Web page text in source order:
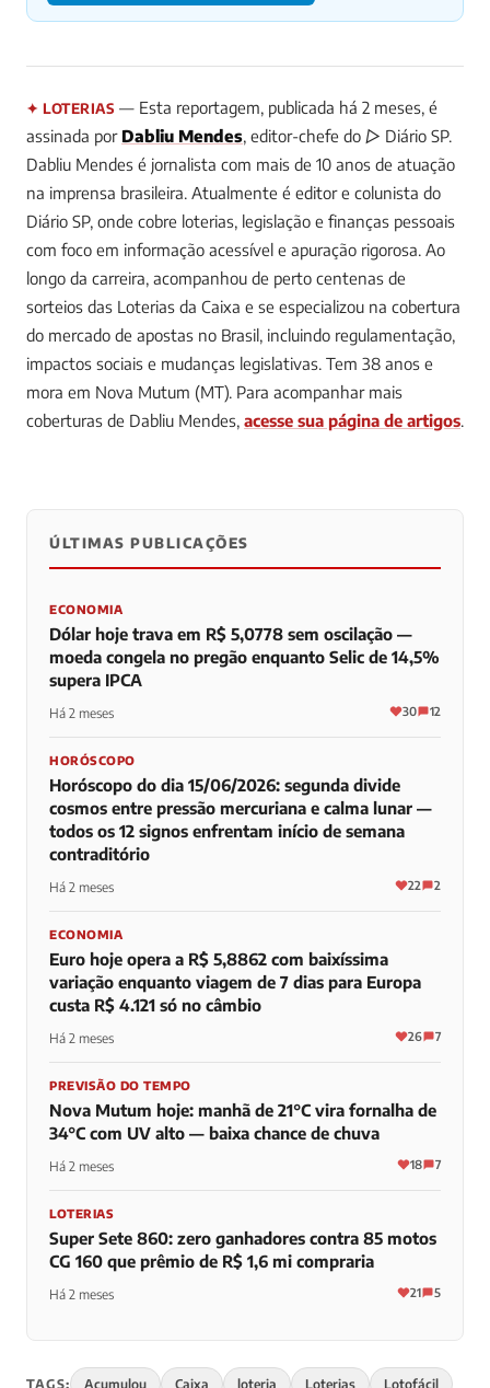
✦ LOTERIAS — Esta reportagem, publicada há 2 meses, é
assinada por Dabliu Mendes, editor-chefe do ▷ Diário SP.
Dabliu Mendes é jornalista com mais de 10 anos de atuação
na imprensa brasileira. Atualmente é editor e colunista do
Diário SP, onde cobre loterias, legislação e finanças pessoais
com foco em informação acessível e apuração rigorosa. Ao
longo da carreira, acompanhou de perto centenas de
sorteios das Loterias da Caixa e se especializou na cobertura
do mercado de apostas no Brasil, incluindo regulamentação,
impactos sociais e mudanças legislativas. Tem 38 anos e
mora em Nova Mutum (MT). Para acompanhar mais
coberturas de Dabliu Mendes, acesse sua página de artigos.
0 0 0
ÚLTIMAS PUBLICAÇÕES
ECONOMIA
Dólar hoje trava em R$ 5,0778 sem oscilação —
moeda congela no pregão enquanto Selic de 14,5%
supera IPCA
Há 2 meses 30 12
HORÓSCOPO
Horóscopo do dia 15/06/2026: segunda divide
cosmos entre pressão mercuriana e calma lunar —
todos os 12 signos enfrentam início de semana
contraditório
Há 2 meses 22 2
ECONOMIA
Euro hoje opera a R$ 5,8862 com baixíssima
variação enquanto viagem de 7 dias para Europa
custa R$ 4.121 só no câmbio
Há 2 meses 26 7
PREVISÃO DO TEMPO
Nova Mutum hoje: manhã de 21°C vira fornalha de
34°C com UV alto — baixa chance de chuva
Há 2 meses 18 7
LOTERIAS
Super Sete 860: zero ganhadores contra 85 motos
CG 160 que prêmio de R$ 1,6 mi compraria
Há 2 meses 21 5
TAGS: Acumulou Caixa loteria Loterias Lotofácil